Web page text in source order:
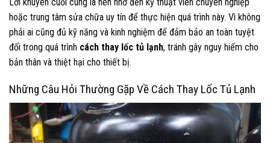
hoặc trung tâm sửa chữa uy tín để thực hiện quá trình này. Vì không
phải ai cũng đủ kỹ năng và kinh nghiệm để đảm bảo an toàn tuyệt
đối trong quá trình cách thay lốc tủ lạnh, tránh gây nguy hiểm cho
bản thân và thiệt hại cho thiết bị.
Những Câu Hỏi Thường Gặp Về Cách Thay Lốc Tủ Lạnh